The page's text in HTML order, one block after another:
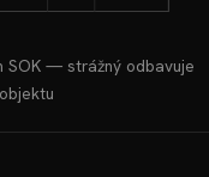
SOK — strážný odbavuje